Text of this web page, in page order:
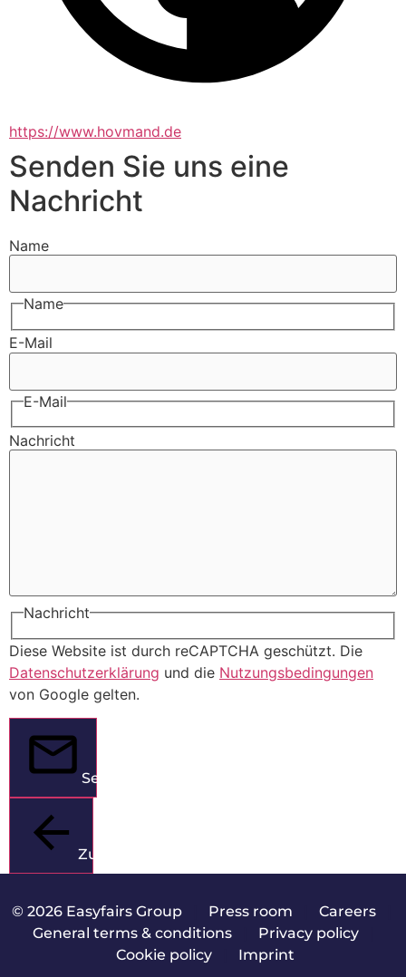
https://www.hovmand.de
Senden Sie uns eine
Nachricht
Name
Name
E-Mail
E-Mail
Nachricht
Nachricht
Diese Website ist durch reCAPTCHA geschützt. Die
Datenschutzerklärung und die Nutzungsbedingungen
von Google gelten.
Senden
Zurück
© 2026 Easyfairs Group| Press room Careers|
General terms & conditions| Privacy policy|
Cookie policy| Imprint